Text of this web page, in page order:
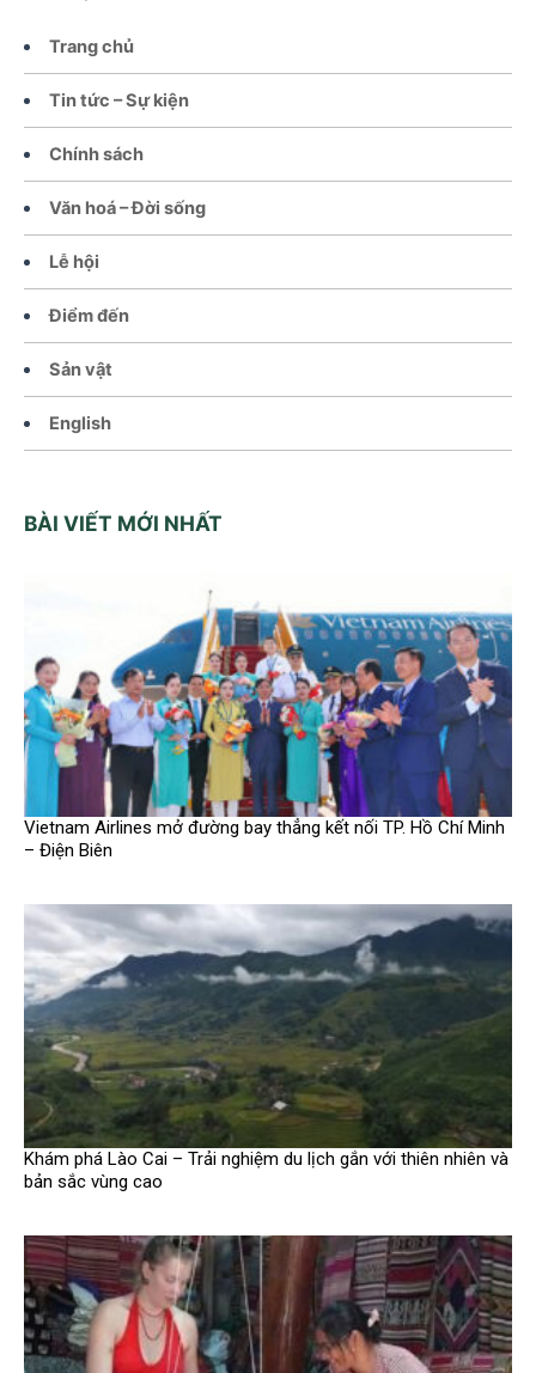
Trang chủ
Tin tức – Sự kiện
Chính sách
Văn hoá – Đời sống
Lễ hội
Điểm đến
Sản vật
English
BÀI VIẾT MỚI NHẤT
Vietnam Airlines mở đường bay thẳng kết nối TP. Hồ Chí Minh
– Điện Biên
Khám phá Lào Cai – Trải nghiệm du lịch gắn với thiên nhiên và
bản sắc vùng cao